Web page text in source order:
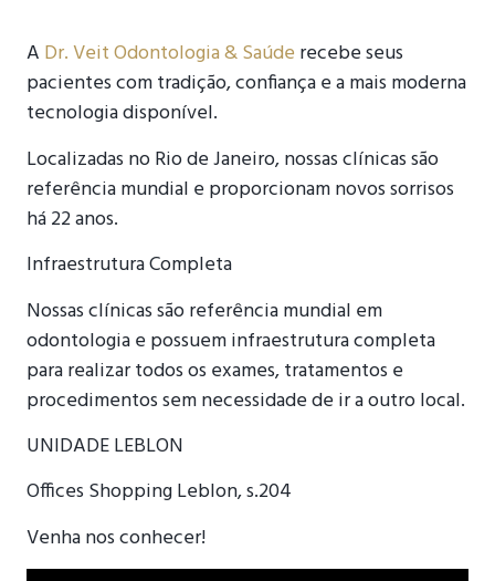
A Dr. Veit Odontologia & Saúde recebe seus
pacientes com tradição, confiança e a mais moderna
tecnologia disponível.
Localizadas no Rio de Janeiro, nossas clínicas são
referência mundial e proporcionam novos sorrisos
há 22 anos.
Infraestrutura Completa
Nossas clínicas são referência mundial em
odontologia e possuem infraestrutura completa
para realizar todos os exames, tratamentos e
procedimentos sem necessidade de ir a outro local.
UNIDADE LEBLON
Offices Shopping Leblon, s.204
Venha nos conhecer!